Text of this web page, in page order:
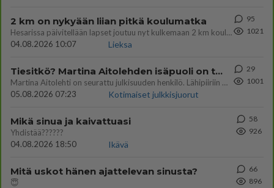
2 km on nykyään liian pitkä koulumatka
Hesarissa päivitellään lapset joutuu nyt kulkemaan 2 km kouluun jösses. Ruostefillarilla tuo matka menee vaikka miten äk
04.08.2026 10:07
Lieksa
95
1021
Tiesitkö? Martina Aitolehden isäpuoli on tämä suosittu laulaja
Martina Aitolehti on seurattu julkisuuden henkilö. Lähipiiriin mahtuu muitakin tunnettuja henkilöitä. Tiesitkö, että Ma
05.08.2026 07:23
Kotimaiset julkkisjuorut
29
1001
Mikä sinua ja kaivattuasi
Yhdistää??????
04.08.2026 18:50
Ikävä
58
926
Mitä uskot hänen ajattelevan sinusta?
😇
66
896